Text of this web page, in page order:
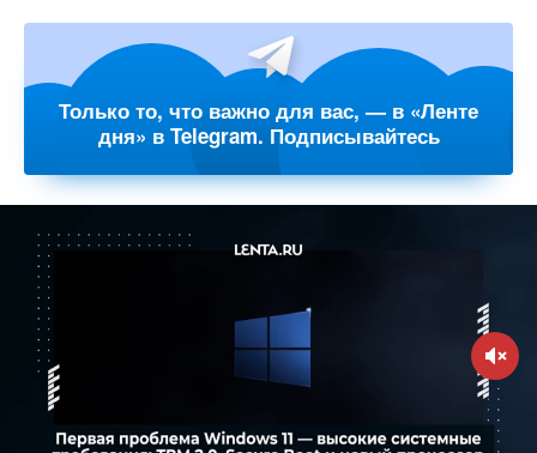
Только то, что важно для вас, — в «Ленте
дня» в Telegram. Подписывайтесь